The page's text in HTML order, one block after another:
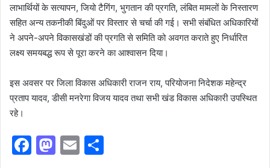
लाभार्थियों के सत्यापन, जियो टैगिंग, भुगतान की प्रगति, लंबित मामलों के निस्तारण
सहित अन्य तकनीकी बिंदुओं पर विस्तार से चर्चा की गई। सभी संबंधित अधिकारियों
ने अपने-अपने विकासखंडों की प्रगति से समिति को अवगत कराते हुए निर्धारित
लक्ष्य समयबद्ध रूप से पूरा करने का आश्वासन दिया।
इस अवसर पर जिला विकास अधिकारी राजन राय, परियोजना निदेशक महेन्द्र
प्रताप यादव, डीसी मनरेगा विजय यादव तथा सभी खंड विकास अधिकारी उपस्थित
रहे।
F
M E